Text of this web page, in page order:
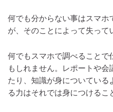
何でも分からない事はスマホ
が、そのことによって失って
何でもスマホで調べることで
もしれません。レポートや
たり、知識が身についている
る力はそれでは身につけるこ